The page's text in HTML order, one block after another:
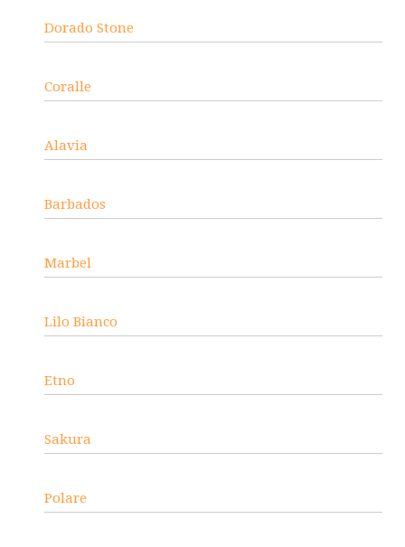
Dorado Stone
Coralle
Alavia
Barbados
Marbel
Lilo Bianco
Etno
Sakura
Polare